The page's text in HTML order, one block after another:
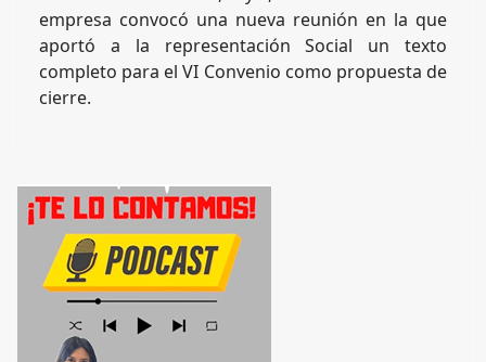
empresa convocó una nueva reunión en la que
aportó a la representación Social un texto
completo para el VI Convenio como propuesta de
cierre.